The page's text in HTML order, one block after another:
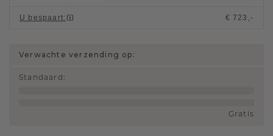
U bespaart: € 723,-
Verwachte verzending op:
Standaard :
Gratis